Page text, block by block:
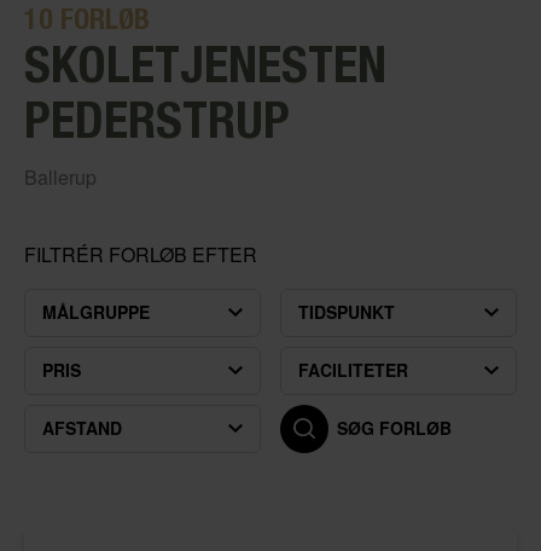
10 FORLØB
SKOLETJENESTEN
PEDERSTRUP
Ballerup
FILTRÉR FORLØB EFTER
MÅLGRUPPE TIDSPUNKT
PRIS FACILITETER
AFSTAND SØG FORLØB